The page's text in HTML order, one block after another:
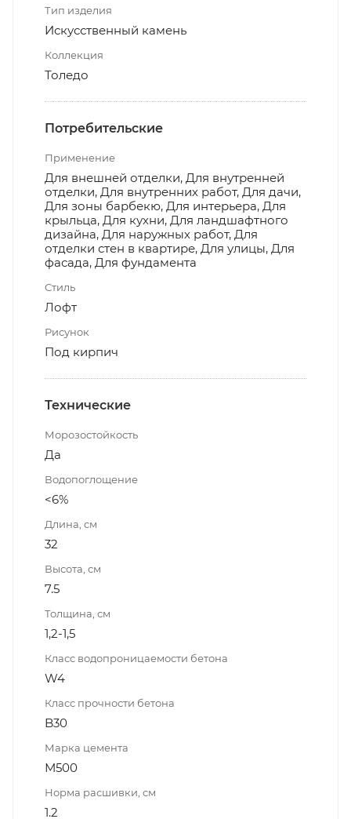
Тип изделия
Искусственный камень
Коллекция
Толедо
Потребительские
Применение
Для внешней отделки, Для внутренней
отделки, Для внутренних работ, Для дачи,
Для зоны барбекю, Для интерьера, Для
крыльца, Для кухни, Для ландшафтного
дизайна, Для наружных работ, Для
отделки стен в квартире, Для улицы, Для
фасада, Для фундамента
Стиль
Лофт
Рисунок
Под кирпич
Технические
Морозостойкость
Да
Водопоглощение
<6%
Длина, см
32
Высота, см
7.5
Толщина, см
1,2-1,5
Класс водопроницаемости бетона
W4
Класс прочности бетона
B30
Марка цемента
М500
Норма расшивки, см
1.2